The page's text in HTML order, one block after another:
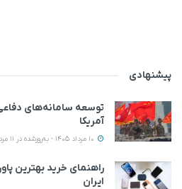
پیشنهادی
توسعه سامانه‌های
آمریکا
راهنمای خرید بهترین
ایران